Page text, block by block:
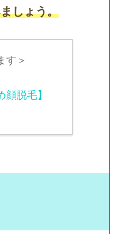
しょう。
す＞
脱毛】